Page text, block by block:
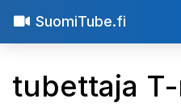
SuomiTube.fi
tubettaja